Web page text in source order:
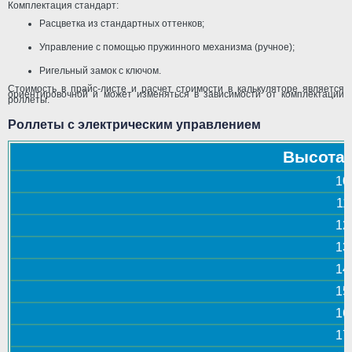
Комплектация стандарт:
Расцветка из стандартных оттенков;
Управление с помощью пружинного механизма (ручное);
Ригельный замок с ключом.
Стоимость в прайс-листе и расчет стоимости в калькуляторе является
ориентировочной и может изменяться в зависимости от комплектации
роллеты.
Роллеты с электрическим управлением